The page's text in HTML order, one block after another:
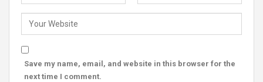
Save my name, email, and website in this browser for the
next time I comment.